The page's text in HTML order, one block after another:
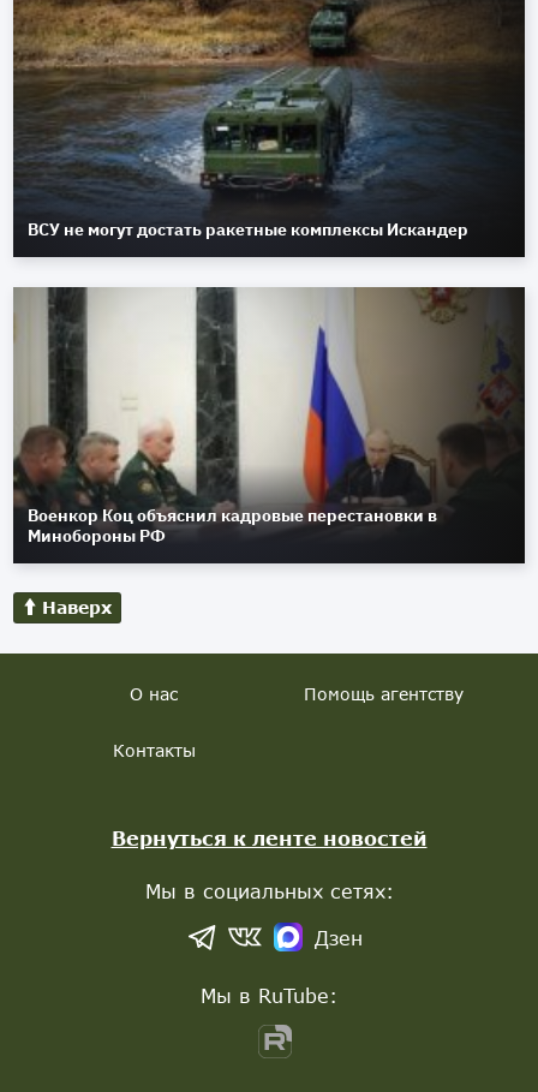
ВСУ не могут достать ракетные комплексы Искандер
Военкор Коц объяснил кадровые перестановки в
Минобороны РФ
Наверх
О нас Помощь агентству
Контакты
Вернуться к ленте новостей
Мы в социальных сетях:
Дзен
Мы в RuTube: